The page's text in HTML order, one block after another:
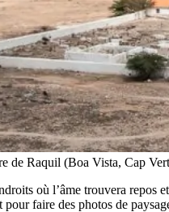
de Raquil (Boa Vista, Cap
où l’âme trouvera repos
faire des photos de